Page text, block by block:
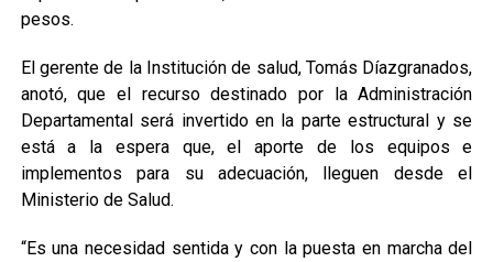
pesos.
El gerente de la Institución de salud, Tomás Díazgranados,
anotó, que el recurso destinado por la Administración
Departamental será invertido en la parte estructural y se
está a la espera que, el aporte de los equipos e
implementos para su adecuación, lleguen desde el
Ministerio de Salud.
“Es una necesidad sentida y con la puesta en marcha del